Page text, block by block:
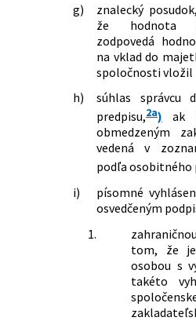
g)
znalecký
že hodnota
zodpovedá
na vklad do
spoločnosti vložil
h)
súhlas správcu
predpisu,2a) ak
obmedzeným
vedená v
podľa osobitného
i)
písomné
osvedčeným
1.
tom, že je
osobou s
takéto